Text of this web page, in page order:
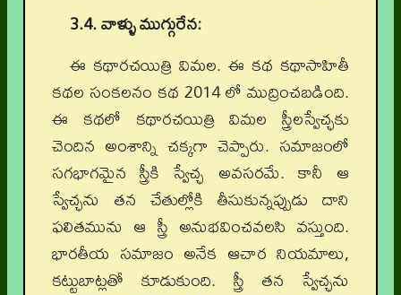
3.4. వాళ్ళు ముగ్గురేన:
ఈ కథారచయిత్రి విమల. ఈ కథ కథాసాహితీ
కథల సంకలనం కథ 2014 లో ముద్రించబడింది.
ఈ కథలో కథారచయిత్రి విమల స్త్రీలస్వేచ్ఛకు
చెందిన అంశాన్ని చక్కగా చెప్పారు. సమాజంలో
సగభాగమైన స్త్రీకి స్వేచ్ఛ అవసరమే. కానీ ఆ
స్వేచ్ఛను తన చేతుల్లోకి తీసుకున్నప్పుడు దాని
ఫలితమును ఆ స్త్రీ అనుభవించవలసి వస్తుంది.
భారతీయ సమాజం అనేక ఆచార నియమాలు,
కట్టుబాట్లతో కూడుకుంది. స్త్రీ తన స్వేచ్ఛను